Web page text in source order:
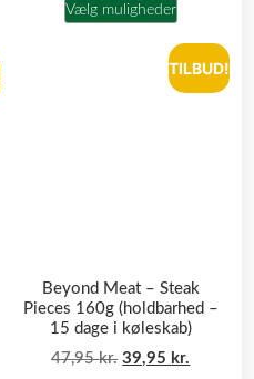
Vælg muligheder
TILBUD!
Beyond Meat – Steak
Pieces 160g (holdbarhed –
15 dage i køleskab)
47,95kr. 39,95 kr.